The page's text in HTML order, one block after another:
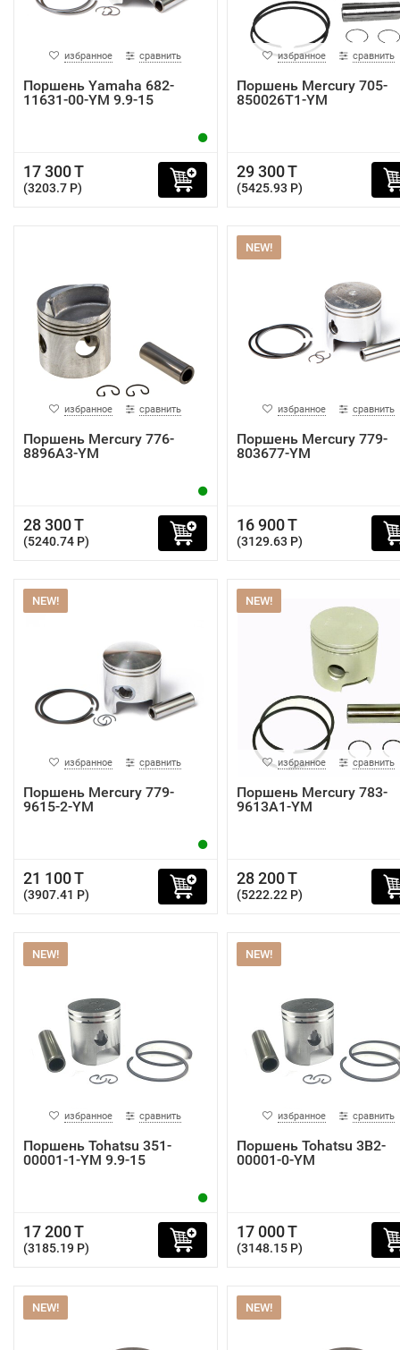
избранное сравнить
Поршень Yamaha 682-
11631-00-YM 9.9-15
17 300 T
(3203.7 P)
избранное сравнить
Поршень Mercury 705-
850026T1-YM
29 300 T
(5425.93 P)
избранное сравнить
Поршень Mercury 776-
8896A3-YM
28 300 T
(5240.74 P)
NEW!
избранное сравнить
Поршень Mercury 779-
803677-YM
16 900 T
(3129.63 P)
NEW!
избранное сравнить
Поршень Mercury 779-
9615-2-YM
21 100 T
(3907.41 P)
NEW!
избранное сравнить
Поршень Mercury 783-
9613A1-YM
28 200 T
(5222.22 P)
NEW!
избранное сравнить
Поршень Tohatsu 351-
00001-1-YM 9.9-15
17 200 T
(3185.19 P)
NEW!
избранное сравнить
Поршень Tohatsu 3B2-
00001-0-YM
17 000 T
(3148.15 P)
NEW! NEW!